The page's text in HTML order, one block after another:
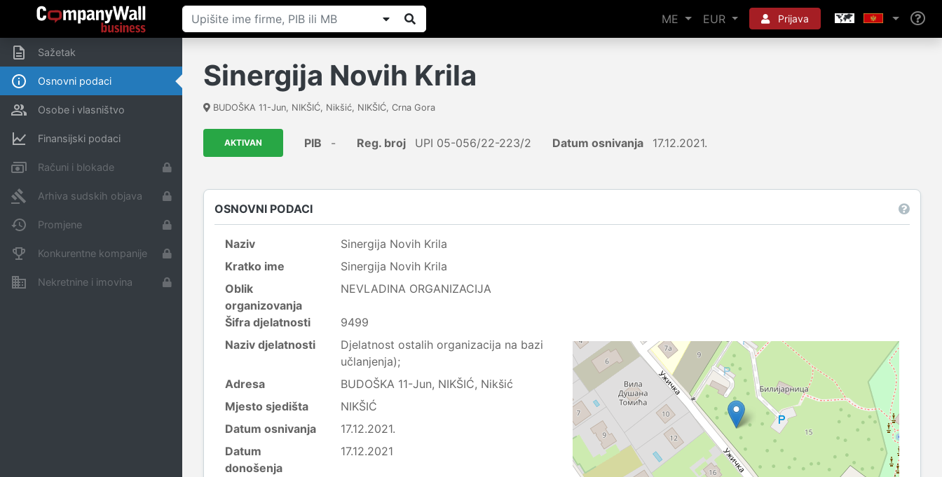
ME EUR Prijava
Sažetak
Osnovni podaci
Osobe i vlasništvo
Finansijski podaci
Računi i blokade
Arhiva sudskih objava
Promjene
Konkurentne kompanije
Nekretnine i imovina
Sinergija Novih Krila
BUDOŠKA 11-Jun, NIKŠIĆ, Nikšić, NIKŠIĆ, Crna Gora
AKTIVAN PIB - Reg. broj UPI 05-056/22-223/2 Datum osnivanja 17.12.2021.
OSNOVNI PODACI
Naziv
Sinergija Novih Krila
Kratko ime
Sinergija Novih Krila
Oblik
organizovanja
NEVLADINA ORGANIZACIJA
Šifra djelatnosti
9499
Naziv djelatnosti
Djelatnost ostalih organizacija na bazi
učlanjenja);
Adresa
BUDOŠKA 11-Jun, NIKŠIĆ, Nikšić
Mjesto sjedišta
NIKŠIĆ
Datum osnivanja
17.12.2021.
Datum
donošenja
17.12.2021